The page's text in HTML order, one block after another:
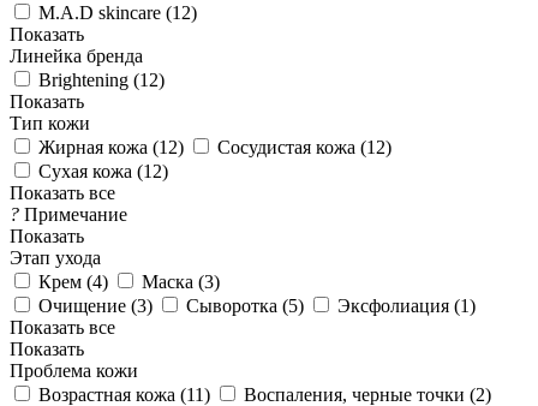
M.A.D skincare (12)
Показать
Линейка бренда
Brightening (12)
Показать
Тип кожи
Жирная кожа (12) Сосудистая кожа (12)
Сухая кожа (12)
Показать все
? Примечание
Показать
Этап ухода
Крем (4) Маска (3)
Очищение (3) Сыворотка (5) Эксфолиация (1)
Показать все
Показать
Проблема кожи
Возрастная кожа (11) Воспаления, черные точки (2)